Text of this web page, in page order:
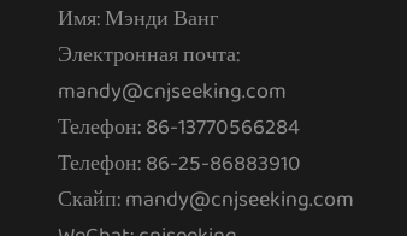
Имя: Мэнди Ванг
Электронная почта:
mandy@cnjseeking.com
Телефон: 86-13770566284
Телефон: 86-25-86883910
Скайп: mandy@cnjseeking.com